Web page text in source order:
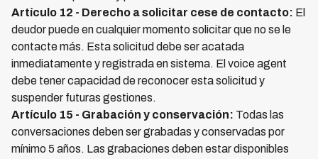
Artículo 12 - Derecho a solicitar cese de contacto: El
deudor puede en cualquier momento solicitar que no se le
contacte más. Esta solicitud debe ser acatada
inmediatamente y registrada en sistema. El voice agent
debe tener capacidad de reconocer esta solicitud y
suspender futuras gestiones.
Artículo 15 - Grabación y conservación: Todas las
conversaciones deben ser grabadas y conservadas por
mínimo 5 años. Las grabaciones deben estar disponibles